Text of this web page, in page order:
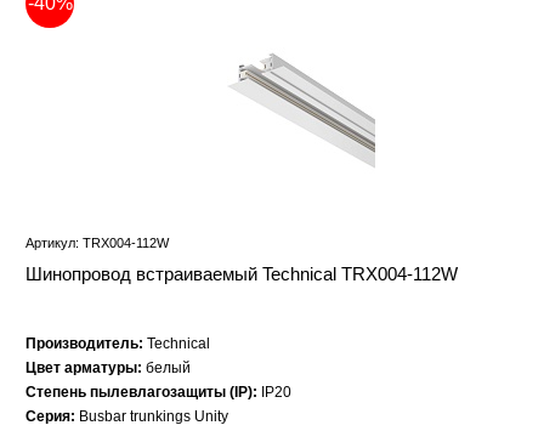
Артикул: TRX004-112W
Шинопровод встраиваемый Technical TRX004-112W
Производитель: Technical
Цвет арматуры: белый
Степень пылевлагозащиты (IP):
IP20
Серия: Busbar trunkings Unity